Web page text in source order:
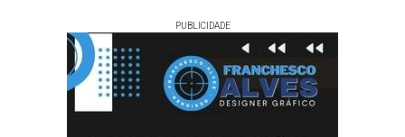
PUBLICIDADE